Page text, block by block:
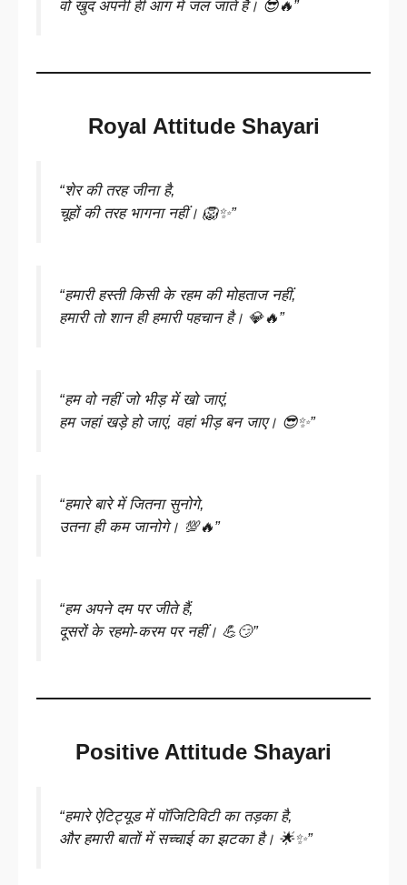
वो खुद अपनी ही आग में जल जाते हैं। 😎🔥”
Royal Attitude Shayari
“शेर की तरह जीना है,
चूहों की तरह भागना नहीं। 🦁✨”
“हमारी हस्ती किसी के रहम की मोहताज नहीं,
हमारी तो शान ही हमारी पहचान है। 💎🔥”
“हम वो नहीं जो भीड़ में खो जाएं,
हम जहां खड़े हो जाएं, वहां भीड़ बन जाए। 😎✨”
“हमारे बारे में जितना सुनोगे,
उतना ही कम जानोगे। 💯🔥”
“हम अपने दम पर जीते हैं,
दूसरों के रहमो-करम पर नहीं। 💪😏”
Positive Attitude Shayari
“हमारे ऐटिट्यूड में पॉजिटिविटी का तड़का है,
और हमारी बातों में सच्चाई का झटका है। 🌟✨”